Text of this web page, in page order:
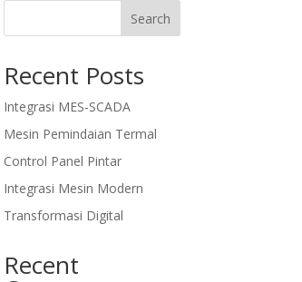
Search
Recent Posts
Integrasi MES-SCADA
Mesin Pemindaian Termal
Control Panel Pintar
Integrasi Mesin Modern
Transformasi Digital
Recent